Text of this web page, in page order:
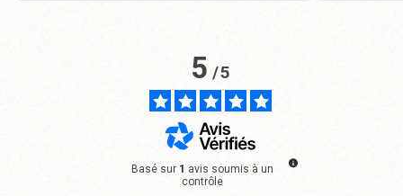
5/5
Basé sur 1 avis soumis à un
contrôle